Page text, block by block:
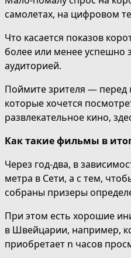
самолетах, на цифровом
Что касается показов
более или менее успешно
аудиторией.
Поймите зрителя —
которые хочется
развлекательное кино,
Как такие фильмы в
Через год-два, в
метра в Сети, а с тем,
собраны призеры
При этом есть хорошие
в Швейцарии, например,
приобретает n часов